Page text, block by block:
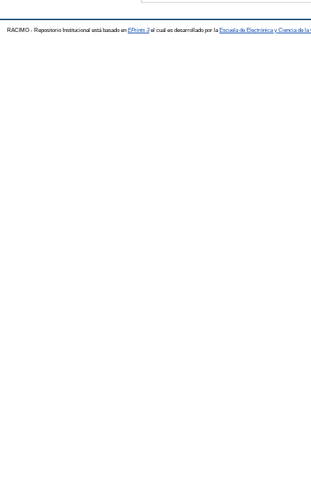
RACIMO - Repositorio Institucional está basado en EPrints 3el cual es desarrollado por la Escuela de Electrónica y Ciencia de la